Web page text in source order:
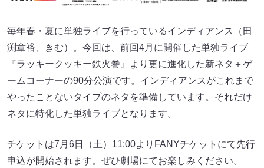
毎年春・夏に単独ライブを行っているインディアンス（田
渕章裕、きむ）。今回は、前回4月に開催した単独ライブ
『ラッキークッキー鉄火巻』より更に進化した新ネタ＋ゲ
ームコーナーの90分公演です。インディアンスがこれまで
やったことないタイプのネタを準備しています。それだけ
ネタに特化した単独ライブとなります。
チケットは7月6日（土）11:00よりFANYチケットにて先行
申込が開始されます。ぜひ劇場にてお楽しみください。